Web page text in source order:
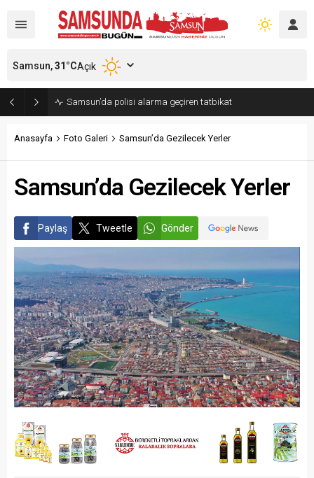
Samsun’da polisi alarma geçiren tatbikat
Samsun,31 °CAçık
Anasayfa Foto Galeri Samsun’da Gezilecek Yerler
Samsun’da Gezilecek Yerler
Paylaş Tweetle Gönder